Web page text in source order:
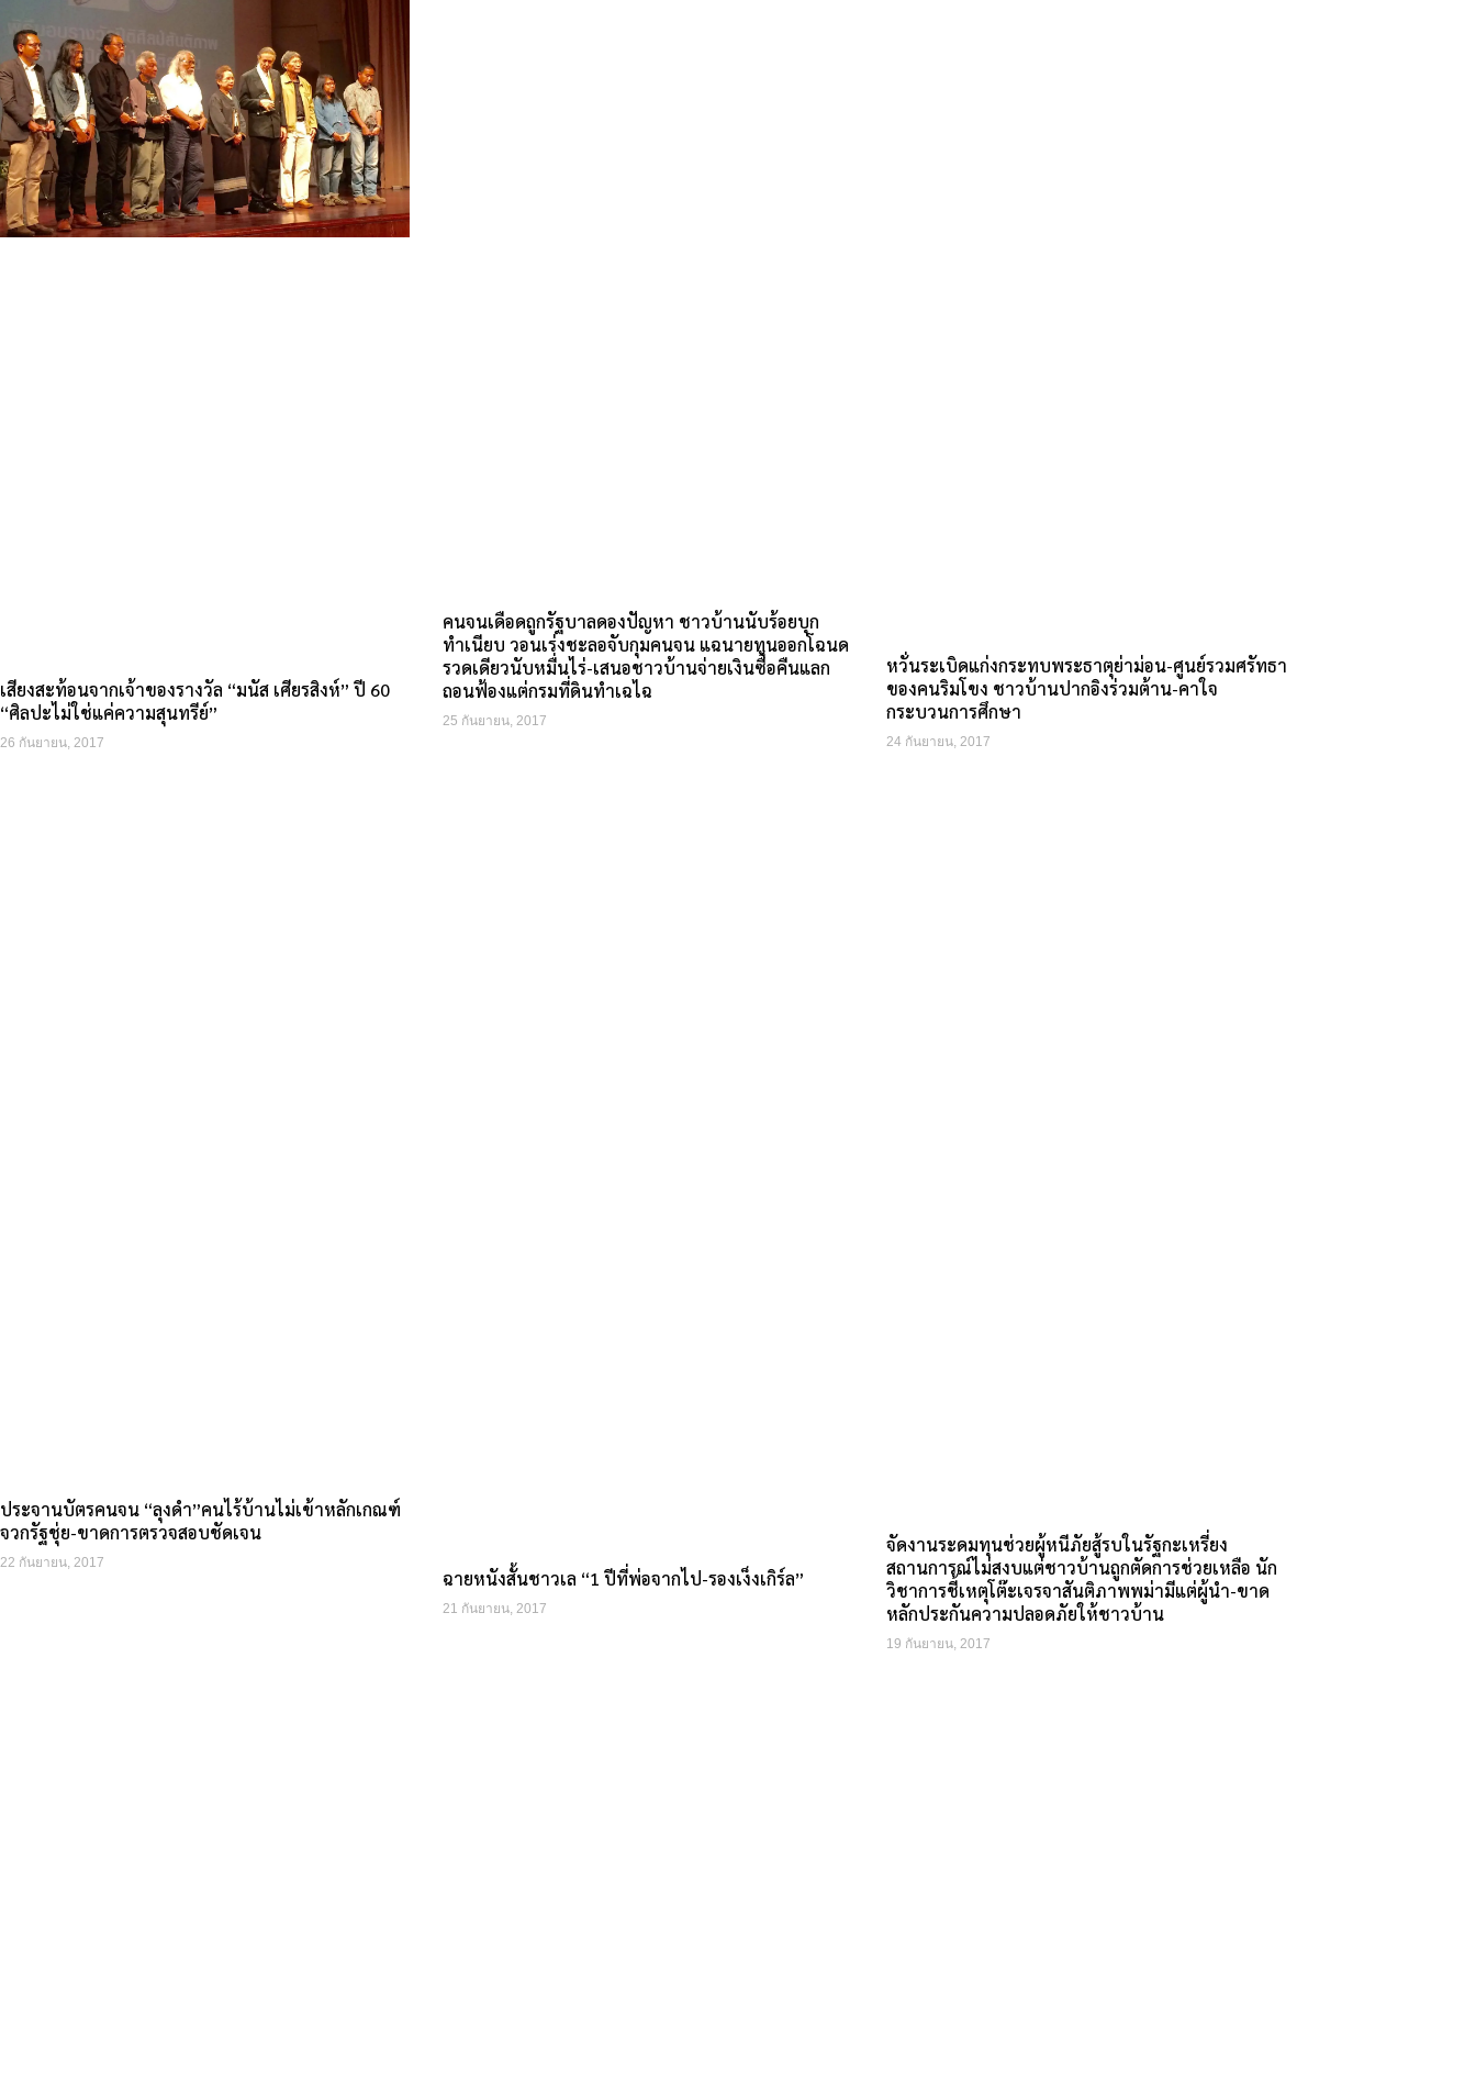
เสียงสะท้อนจากเจ้าของรางวัล “มนัส เศียรสิงห์” ปี 60
“ศิลปะไม่ใช่แค่ความสุนทรีย์”
26 กันยายน, 2017
คนจนเดือดถูกรัฐบาลดองปัญหา ชาวบ้านนับร้อยบุก
ทำเนียบ วอนเร่งชะลอจับกุมคนจน แฉนายทุนออกโฉนด
รวดเดียวนับหมื่นไร่-เสนอชาวบ้านจ่ายเงินซื้อคืนแลก
ถอนฟ้องแต่กรมที่ดินทำเฉไฉ
25 กันยายน, 2017
หวั่นระเบิดแก่งกระทบพระธาตุย่าม่อน-ศูนย์รวมศรัทธา
ของคนริมโขง ชาวบ้านปากอิงร่วมต้าน-คาใจ
กระบวนการศึกษา
24 กันยายน, 2017
ประจานบัตรคนจน “ลุงดำ”คนไร้บ้านไม่เข้าหลักเกณฑ์
จวกรัฐชุ่ย-ขาดการตรวจสอบชัดเจน
22 กันยายน, 2017
ฉายหนังสั้นชาวเล “1 ปีที่พ่อจากไป-รองเง็งเกิร์ล”
21 กันยายน, 2017
จัดงานระดมทุนช่วยผู้หนีภัยสู้รบในรัฐกะเหรี่ยง
สถานการณ์ไม่สงบแต่ชาวบ้านถูกตัดการช่วยเหลือ นัก
วิชาการชี้เหตุโต๊ะเจรจาสันติภาพพม่ามีแต่ผู้นำ-ขาด
หลักประกันความปลอดภัยให้ชาวบ้าน
19 กันยายน, 2017